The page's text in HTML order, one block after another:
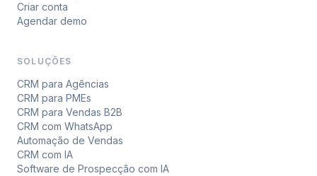
Criar conta
Agendar demo
SOLUÇÕES
CRM para Agências
CRM para PMEs
CRM para Vendas B2B
CRM com WhatsApp
Automação de Vendas
CRM com IA
Software de Prospecção com IA